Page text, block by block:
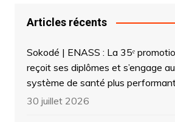
Articles récents
Sokodé | ENASS : La 35ᵉ
reçoit ses diplômes et s’engage
système de santé plus
30 juillet 2026